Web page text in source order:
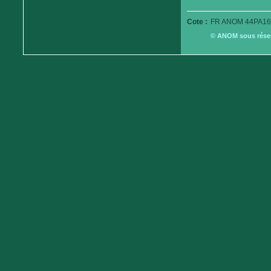
Cote : FR ANOM
© ANOM sous